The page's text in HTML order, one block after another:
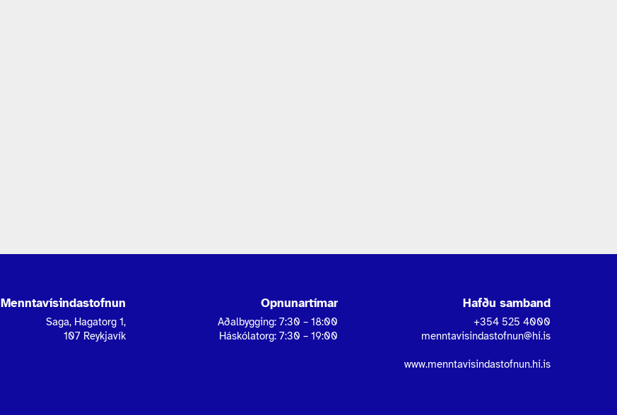
Menntavísindastofnun
Saga, Hagatorg 1,
107 Reykjavík
Opnunartímar
Aðalbygging: 7:30 – 18:00
Háskólatorg: 7:30 – 19:00
Hafðu samband
+354 525 4000
menntavisindastofnun@hi.is
www.menntavisindastofnun.hi.is